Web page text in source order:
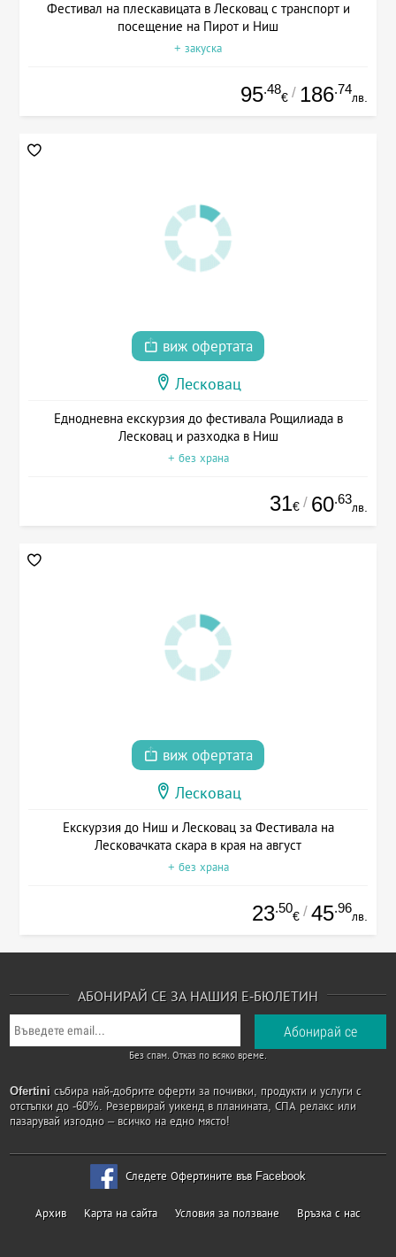
Фестивал на плескавицата в Лесковац с транспорт и
посещение на Пирот и Ниш
+ закуска
95.48
€ / 186.74
лв.
виж офертата
Лесковац
Еднодневна екскурзия до фестивала Рощилиада в
Лесковац и разходка в Ниш
+ без храна
31€ / 60.63
лв.
виж офертата
Лесковац
Екскурзия до Ниш и Лесковац за Фестивала на
Лесковачката скара в края на август
+ без храна
23.50
€ / 45.96
лв.
АБОНИРАЙ СЕ ЗА НАШИЯ Е-БЮЛЕТИН
Без спам. Отказ по всяко време.
Ofertini събира най-добрите оферти за почивки, продукти и услуги с
отстъпки до -60%. Резервирай уикенд в планината, СПА релакс или
пазарувай изгодно – всичко на едно място!
Следете Офертините във Facebook
Архив Карта на сайта Условия за ползване Връзка с нас